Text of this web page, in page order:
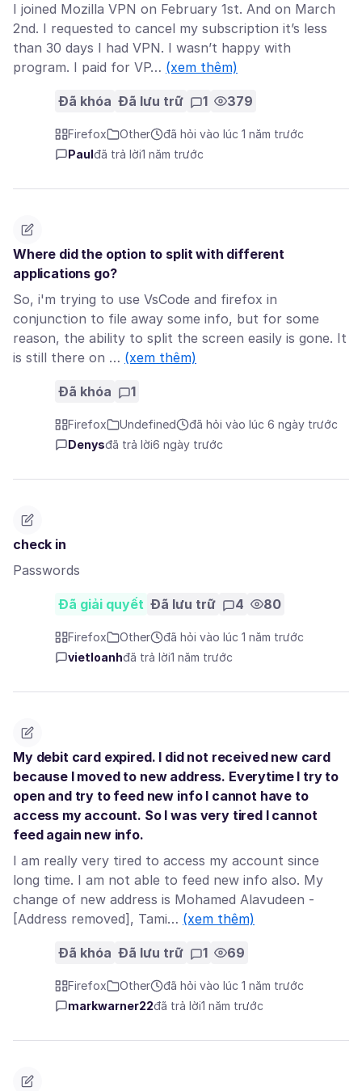
I joined Mozilla VPN on February 1st. And on March
2nd. I requested to cancel my subscription it’s less
than 30 days I had VPN. I wasn’t happy with
program. I paid for VP… (xem thêm)
Đã khóa Đã lưu trữ 1 379
Firefox Other
đã hỏi vào lúc 1 năm trước
Paul đã trả lời1 năm trước
Where did the option to split with different
applications go?
So, i'm trying to use VsCode and firefox in
conjunction to file away some info, but for some
reason, the ability to split the screen easily is gone. It
is still there on … (xem thêm)
Đã khóa 1
Firefox Undefined
đã hỏi vào lúc 6 ngày trước
Denysđã trả lời6 ngày trước
check in
Passwords
Đã giải quyết Đã lưu trữ 4 80
Firefox Other
đã hỏi vào lúc 1 năm trước
vietloanhđã trả lời1 năm trước
My debit card expired. I did not received new card
because I moved to new address. Everytime I try to
open and try to feed new info I cannot have to
access my account. So I was very tired I cannot
feed again new info.
I am really very tired to access my account since
long time. I am not able to feed new info also. My
change of new address is Mohamed Alavudeen -
[Address removed], Tami… (xem thêm)
Đã khóa Đã lưu trữ 1 69
Firefox Other
đã hỏi vào lúc 1 năm trước
markwarner22đã trả lời1 năm trước